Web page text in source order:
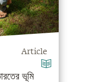
Article
ভূমি